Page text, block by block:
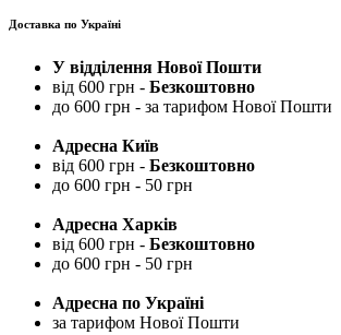
Доставка по Україні
У відділення Нової Пошти
від 600 грн - Безкоштовно
до 600 грн - за тарифом Нової Пошти
Адресна Київ
від 600 грн - Безкоштовно
до 600 грн - 50 грн
Адресна Харків
від 600 грн - Безкоштовно
до 600 грн - 50 грн
Адресна по Україні
за тарифом Нової Пошти